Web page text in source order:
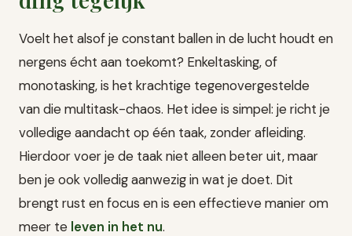
Voelt het alsof je constant ballen in de lucht houdt en
nergens écht aan toekomt? Enkeltasking, of
monotasking, is het krachtige tegenovergestelde
van die multitask-chaos. Het idee is simpel: je richt je
volledige aandacht op één taak, zonder afleiding.
Hierdoor voer je de taak niet alleen beter uit, maar
ben je ook volledig aanwezig in wat je doet. Dit
brengt rust en focus en is een effectieve manier om
meer te leven in het nu.